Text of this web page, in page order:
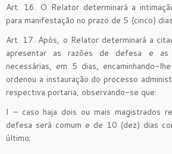
Art. 16. O Relator determinará a
para manifestação no prazo de 5 (cinco)
Art. 17. Após, o Relator determinará a
apresentar as razões de defesa e as
necessárias, em 5 dias, encaminhando-
ordenou a instauração do processo
respectiva portaria, observando-se que:
I – caso haja dois ou mais magistrados
defesa será comum e de 10 (dez) dias
último;